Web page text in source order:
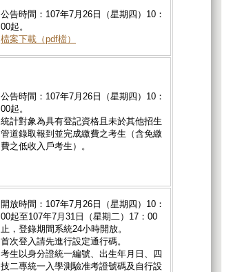
公告時間：107年7月26日（星期四）10：
00起。
檔案下載（pdf檔）
公告時間：107年7月26日（星期四）10：
00起。
統計對象為具有登記資格且未於其他招生
管道錄取報到並完成繳費之考生（含免繳
費之低收入戶考生）。
開放時間：107年7月26日（星期四）10：
00起至107年7月31日（星期二）17：00
止，登錄期間系統24小時開放。
首次登入請先進行設定通行碼。
考生以身分證統一編號、出生年月日、四
技二專統一入學測驗准考證號碼及自行設